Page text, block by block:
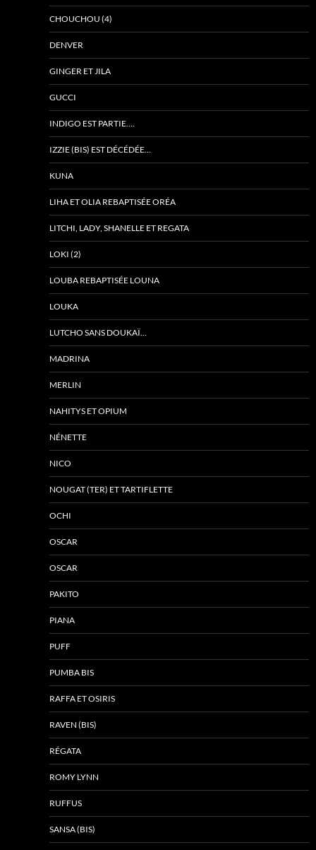
CHOUCHOU (4)
DENVER
GINGER ET JILA
GUCCI
INDIGO EST PARTIE….
IZZIE (BIS) EST DÉCÉDÉE…
KUNA
LIHA ET OLIA REBAPTISÉE ORÉA
LITCHI, LADY, SHANELLE ET REGATA
LOKI (2)
LOUBA REBAPTISÉE LOUNA
LOUKA
LUTCHO SANS DOUKAÏ…
MADRINA
MERLIN
NAHITYS ET OPIUM
NÉNETTE
NICO
NOUGAT (TER) ET TARTIFLETTE
OCHI
OSCAR
OSCAR
PAKITO
PIANA
PUFF
PUMBA BIS
RAFFA ET OSIRIS
RAVEN (BIS)
RÉGATA
ROMY LYNN
RUFFUS
SANSA (BIS)